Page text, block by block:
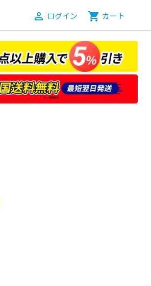
person_outline ログイン shopping_cart カート